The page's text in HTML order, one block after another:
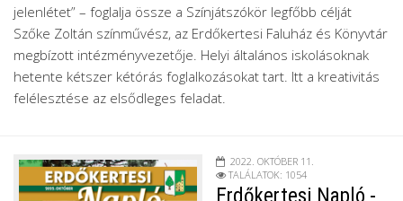
jelenlétet” – foglalja össze a Színjátszókör legfőbb célját
Szőke Zoltán színművész, az Erdőkertesi Faluház és Könyvtár
megbízott intézményvezetője. Helyi általános iskolásoknak
hetente kétszer kétórás foglalkozásokat tart. Itt a kreativitás
felélesztése az elsődleges feladat.
2022. OKTÓBER 11.
TALÁLATOK: 1054
Erdőkertesi Napló -